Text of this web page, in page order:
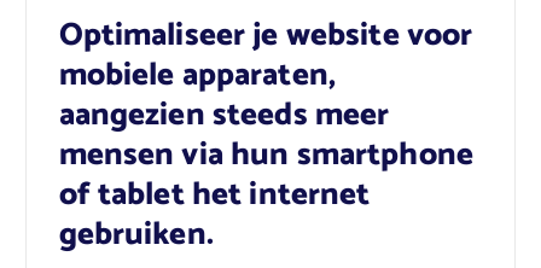
Optimaliseer je website voor
mobiele apparaten,
aangezien steeds meer
mensen via hun smartphone
of tablet het internet
gebruiken.